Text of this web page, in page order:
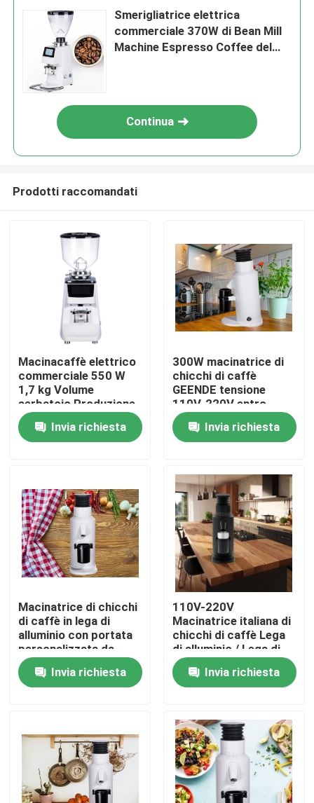
Casa
Prodotti
Circa noi
Giro della fabbrica
Controllo di qualità
Contattici
Smerigliatrice del chicco di caffè
Burr Coffee Grinder
Smerigliatrice elettrica
commerciale 370W di Bean Mill
Machine Espresso Coffee del
Continua
Prodotti raccomandati
Macinacaffè elettrico
commerciale 550 W
1,7 kg Volume
serbatoio Produzione
online
Invia richiesta
300W macinatrice di
chicchi di caffè
GEENDE tensione
110V-220V entro
L13*W21*H32CM
Invia richiesta
Macinatrice di chicchi
di caffè in lega di
alluminio con portata
personalizzata da
110-220V a 120g
Invia richiesta
110V-220V
Macinatrice italiana di
chicchi di caffè Lega
di alluminio / Lega di
zinco
Invia richiesta